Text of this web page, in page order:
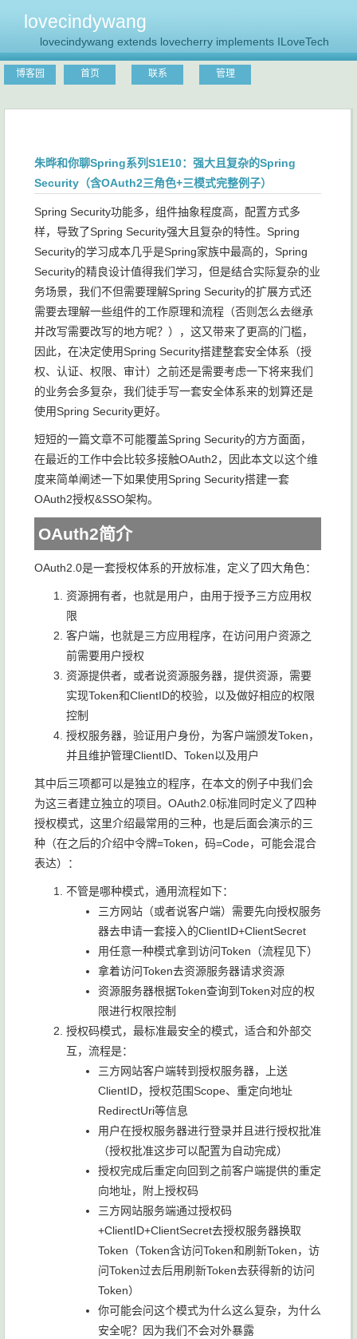
lovecindywang
lovecindywang extends lovecherry implements ILoveTech
博客园 首页 联系 管理
朱晔和你聊Spring系列S1E10：强大且复杂的Spring
Security（含OAuth2三角色+三模式完整例子）
Spring Security功能多，组件抽象程度高，配置方式多
样，导致了Spring Security强大且复杂的特性。Spring
Security的学习成本几乎是Spring家族中最高的，Spring
Security的精良设计值得我们学习，但是结合实际复杂的业
务场景，我们不但需要理解Spring Security的扩展方式还
需要去理解一些组件的工作原理和流程（否则怎么去继承
并改写需要改写的地方呢？），这又带来了更高的门槛，
因此，在决定使用Spring Security搭建整套安全体系（授
权、认证、权限、审计）之前还是需要考虑一下将来我们
的业务会多复杂，我们徒手写一套安全体系来的划算还是
使用Spring Security更好。
短短的一篇文章不可能覆盖Spring Security的方方面面，
在最近的工作中会比较多接触OAuth2，因此本文以这个维
度来简单阐述一下如果使用Spring Security搭建一套
OAuth2授权&SSO架构。
OAuth2简介
OAuth2.0是一套授权体系的开放标准，定义了四大角色：
资源拥有者，也就是用户，由用于授予三方应用权
限
客户端，也就是三方应用程序，在访问用户资源之
前需要用户授权
资源提供者，或者说资源服务器，提供资源，需要
实现Token和ClientID的校验，以及做好相应的权限
控制
授权服务器，验证用户身份，为客户端颁发Token，
并且维护管理ClientID、Token以及用户
其中后三项都可以是独立的程序，在本文的例子中我们会
为这三者建立独立的项目。OAuth2.0标准同时定义了四种
授权模式，这里介绍最常用的三种，也是后面会演示的三
种（在之后的介绍中令牌=Token，码=Code，可能会混合
表达）：
不管是哪种模式，通用流程如下：
三方网站（或者说客户端）需要先向授权服务
器去申请一套接入的ClientID+ClientSecret
用任意一种模式拿到访问Token（流程见下）
拿着访问Token去资源服务器请求资源
资源服务器根据Token查询到Token对应的权
限进行权限控制
授权码模式，最标准最安全的模式，适合和外部交
互，流程是：
三方网站客户端转到授权服务器，上送
ClientID，授权范围Scope、重定向地址
RedirectUri等信息
用户在授权服务器进行登录并且进行授权批准
（授权批准这步可以配置为自动完成）
授权完成后重定向回到之前客户端提供的重定
向地址，附上授权码
三方网站服务端通过授权码
+ClientID+ClientSecret去授权服务器换取
Token（Token含访问Token和刷新Token，访
问Token过去后用刷新Token去获得新的访问
Token）
你可能会问这个模式为什么这么复杂，为什么
安全呢？因为我们不会对外暴露